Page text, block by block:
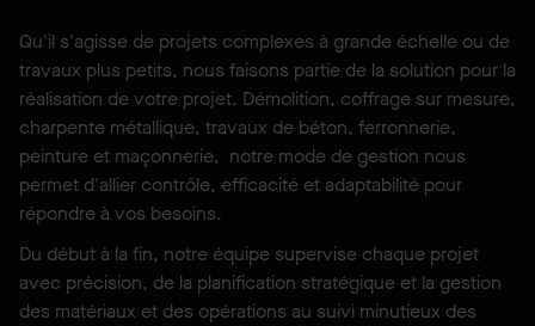
Qu'il s'agisse de projets complexes à grande échelle ou de
travaux plus petits, nous faisons partie de la solution pour la
réalisation de votre projet. Démolition, coffrage sur mesure,
charpente métallique, travaux de béton, ferronnerie,
peinture et maçonnerie, notre mode de gestion nous
permet d'allier contrôle, efficacité et adaptabilité pour
répondre à vos besoins.
Du début à la fin, notre équipe supervise chaque projet
avec précision, de la planification stratégique et la gestion
des matériaux et des opérations au suivi minutieux des